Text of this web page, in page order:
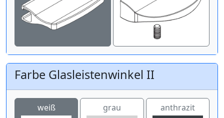
Farbe Glasleistenwinkel II
weiß grau anthrazit